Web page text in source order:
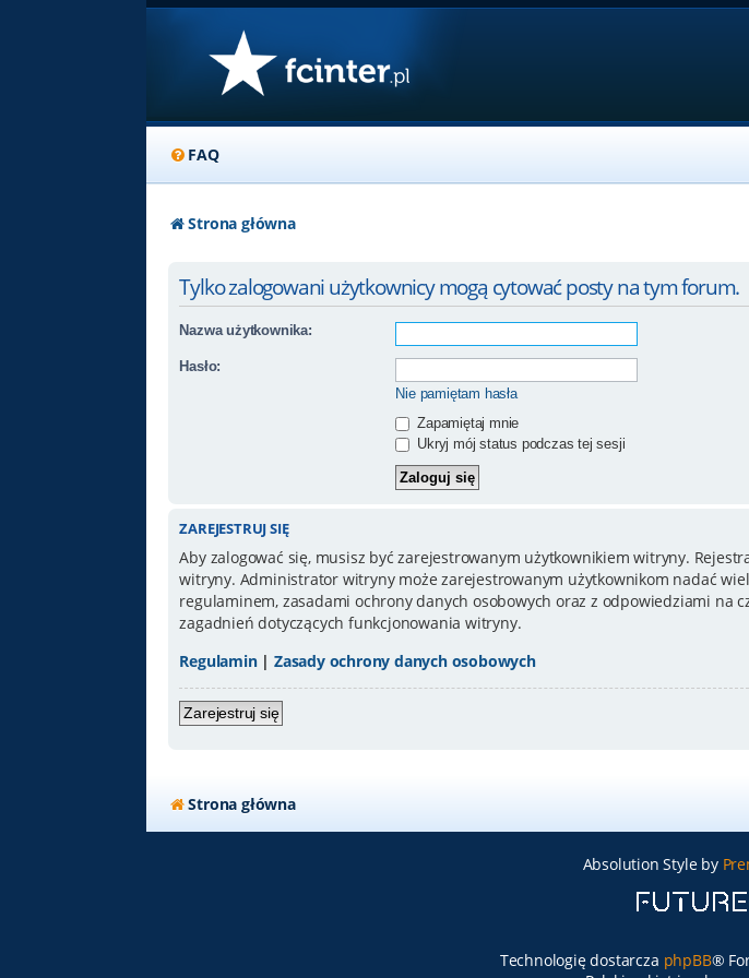
FAQ
Strona główna
Tylko zalogowani użytkownicy mogą cytować posty na tym forum.
Nazwa użytkownika:
Hasło:
Nie pamiętam hasła
Zapamiętaj mnie
Ukryj mój status podczas tej sesji
ZAREJESTRUJ SIĘ
Aby zalogować się, musisz być zarejestrowanym użytkownikiem witryny.
witryny. Administrator witryny może zarejestrowanym użytkownikom nadać
regulaminem, zasadami ochrony danych osobowych oraz z odpowiedziami na
zagadnień dotyczących funkcjonowania witryny.
Regulamin|Zasady ochrony danych osobowych
Zarejestruj się
Strona główna
Absolution Style by
Technologię dostarcza phpBB®